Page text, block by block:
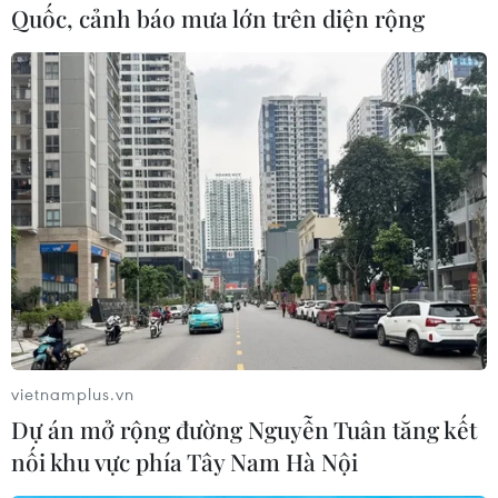
11/2016 tăng 0,33% và chỉ số giá vàng tăng
0,61% so với tháng trước./.
(TTXVN/Vietnam+)
Quốc, cảnh báo mưa lớn trên diện rộng
vietnamplus.vn
Dự án mở rộng đường Nguyễn Tuân tăng kết
nối khu vực phía Tây Nam Hà Nội